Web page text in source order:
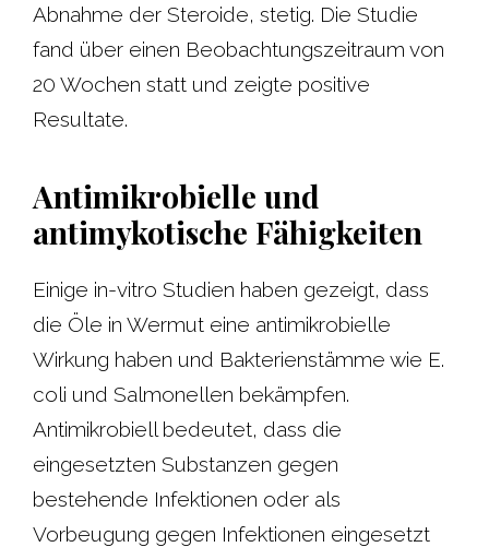
Abnahme der Steroide, stetig. Die Studie
fand über einen Beobachtungszeitraum von
20 Wochen statt und zeigte positive
Resultate.
Antimikrobielle und
antimykotische Fähigkeiten
Einige in-vitro Studien haben gezeigt, dass
die Öle in Wermut eine antimikrobielle
Wirkung haben und Bakterienstämme wie E.
coli und Salmonellen bekämpfen.
Antimikrobiell bedeutet, dass die
eingesetzten Substanzen gegen
bestehende Infektionen oder als
Vorbeugung gegen Infektionen eingesetzt